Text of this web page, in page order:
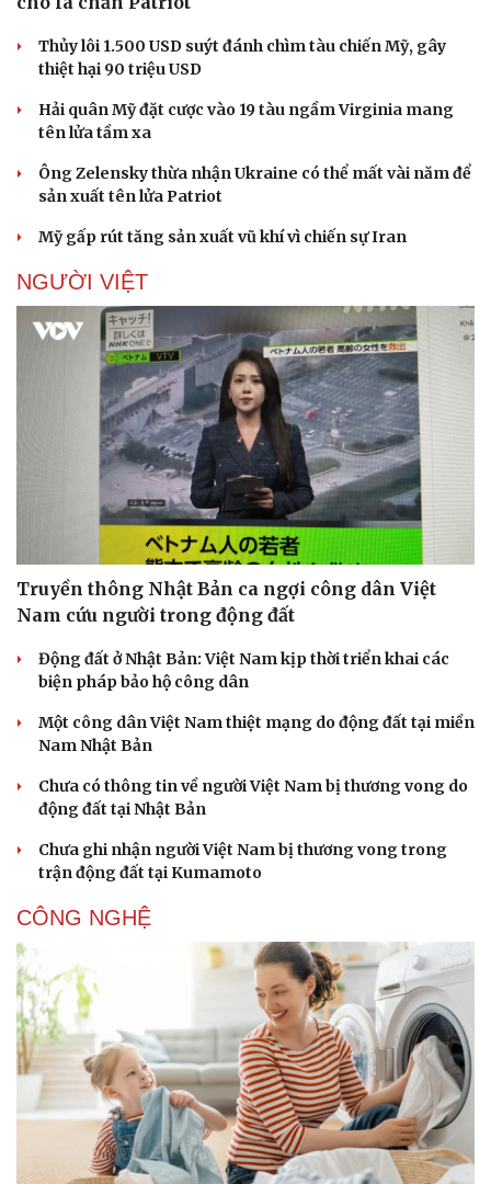
Sức khỏe
Dinh dưỡng - món ngon
Cây thuốc
Sản phụ khoa
Nhi khoa
Làm đẹp - giảm cân
Phòng mạch online
Đời sống
Nhà đẹp
Blog
Tình yêu - Gia đình
Thủy lôi 1.500 USD suýt đánh chìm tàu chiến Mỹ, gây
thiệt hại 90 triệu USD
Hải quân Mỹ đặt cược vào 19 tàu ngầm Virginia mang
tên lửa tầm xa
Ông Zelensky thừa nhận Ukraine có thể mất vài năm để
sản xuất tên lửa Patriot
Mỹ gấp rút tăng sản xuất vũ khí vì chiến sự Iran
NGƯỜI VIỆT
Truyền thông Nhật Bản ca ngợi công dân Việt
Nam cứu người trong động đất
Động đất ở Nhật Bản: Việt Nam kịp thời triển khai các
biện pháp bảo hộ công dân
Một công dân Việt Nam thiệt mạng do động đất tại miền
Nam Nhật Bản
Chưa có thông tin về người Việt Nam bị thương vong do
động đất tại Nhật Bản
Chưa ghi nhận người Việt Nam bị thương vong trong
trận động đất tại Kumamoto
CÔNG NGHỆ